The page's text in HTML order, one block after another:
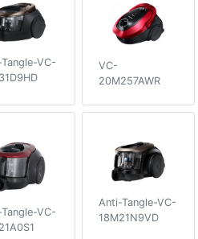
VC-
VC-
20M257AWR
VC-
Anti-Tangle-VC-
18M21N9VD